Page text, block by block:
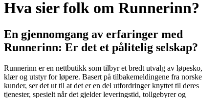
Hva sier folk om Runnerinn?
En gjennomgang av erfaringer med
Runnerinn: Er det et pålitelig selskap?
Runnerinn er en nettbutikk som tilbyr et bredt utvalg av løpesko,
klær og utstyr for løpere. Basert på tilbakemeldingene fra norske
kunder, ser det ut til at det er en del utfordringer knyttet til deres
tjenester, spesielt når det gjelder leveringstid, tollgebyrer og